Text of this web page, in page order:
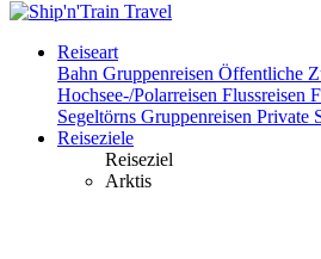
Reiseart
Bahn Gruppenreisen Öffentliche
Hochsee-/Polarreisen Flussreisen
Segeltörns Gruppenreisen Private
Reiseziele
Reiseziel
Arktis